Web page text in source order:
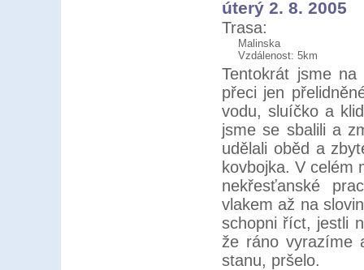
úterý 2. 8. 2005
Trasa:
Malinska
Vzdálenost: 5km
Tentokrát jsme
přeci jen
vodu, sluíčko a
jsme se sbalili a
udělali oběd a
kovbojka. V celém
nekřesťanské
vlakem až na
schopni říct, jestli
že ráno vyrazíme
stanu, pršelo.